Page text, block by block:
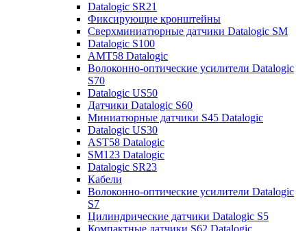
Datalogic SR21
Фиксирующие кронштейны
Сверхминиатюрные датчики Datalogic SM
Datalogic S100
AMT58 Datalogic
Волоконно-оптические усилители Datalogic
S70
Datalogic US50
Датчики Datalogic S60
Миниатюрные датчики S45 Datalogic
Datalogic US30
AST58 Datalogic
SM123 Datalogic
Datalogic SR23
Кабели
Волоконно-оптические усилители Datalogic
S7
Цилиндрические датчики Datalogic S5
Компактные датчики S62 Datalogic